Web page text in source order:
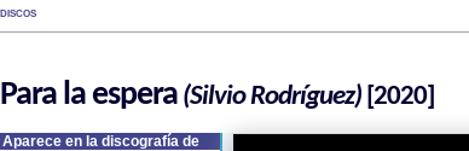
DISCOS
Para la espera(Silvio Rodríguez)[2020]
Aparece en la discografía de